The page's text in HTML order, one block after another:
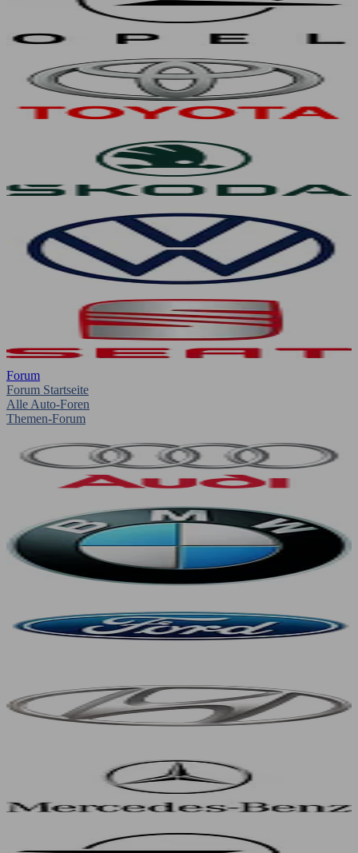
Forum
Forum Startseite
Alle Auto-Foren
Themen-Forum